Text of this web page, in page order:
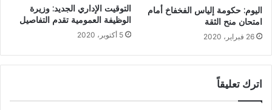
اليوم: حكومة إلياس الفخفاخ أمام
امتحان منح الثقة
26 فبراير، 2020
التوقيت الإداري الجديد: وزيرة
الوظيفة العمومية تقدم التفاصيل
5 أكتوبر، 2020
اترك تعليقاً